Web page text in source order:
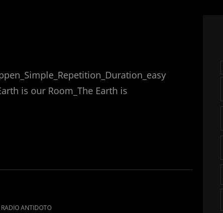
is our Room_The Earth is
CAT
RADIO ANTIDOTO